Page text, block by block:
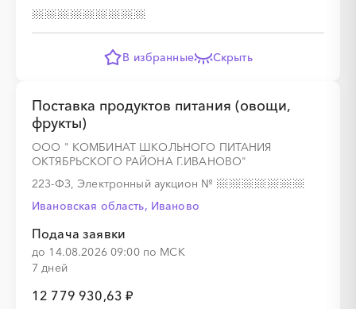
В избранные Скрыть
Поставка продуктов питания (овощи,
фрукты)
ООО " КОМБИНАТ ШКОЛЬНОГО ПИТАНИЯ
ОКТЯБРЬСКОГО РАЙОНА Г.ИВАНОВО"
223-ФЗ, Электронный аукцион №
Ивановская область, Иваново
Подача заявки
до 14.08.2026 09:00 по МСК
7 дней
12 779 930,63 ₽
░
░
░
░
░
░
░
░
░
░ ░░░░
░
░
░